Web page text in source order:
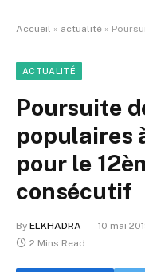
Accueil » actualité » Poursuite
ACTUALITÉ
Poursuite
populaires
pour le
consécutif
By ELKHADRA 10 mai
2 Mins Read